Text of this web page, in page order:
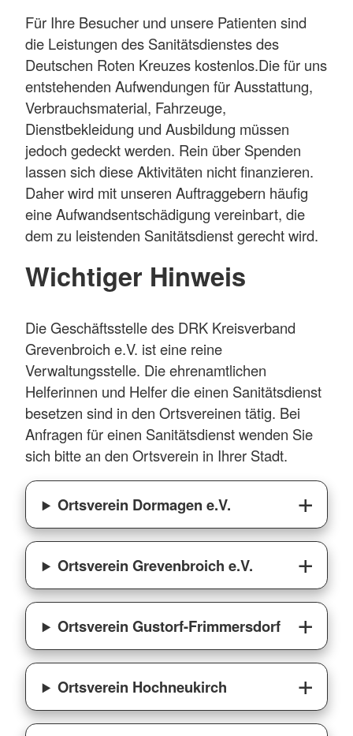
Für Ihre Besucher und unsere Patienten sind
die Leistungen des Sanitätsdienstes des
Deutschen Roten Kreuzes kostenlos.Die für uns
entstehenden Aufwendungen für Ausstattung,
Verbrauchsmaterial, Fahrzeuge,
Dienstbekleidung und Ausbildung müssen
jedoch gedeckt werden. Rein über Spenden
lassen sich diese Aktivitäten nicht finanzieren.
Daher wird mit unseren Auftraggebern häufig
eine Aufwandsentschädigung vereinbart, die
dem zu leistenden Sanitätsdienst gerecht wird.
Wichtiger Hinweis
Die Geschäftsstelle des DRK Kreisverband
Grevenbroich e.V. ist eine reine
Verwaltungsstelle. Die ehrenamtlichen
Helferinnen und Helfer die einen Sanitätsdienst
besetzen sind in den Ortsvereinen tätig. Bei
Anfragen für einen Sanitätsdienst wenden Sie
sich bitte an den Ortsverein in Ihrer Stadt.
Ortsverein Dormagen e.V.
Ortsverein Grevenbroich e.V.
Ortsverein Gustorf-Frimmersdorf
Ortsverein Hochneukirch